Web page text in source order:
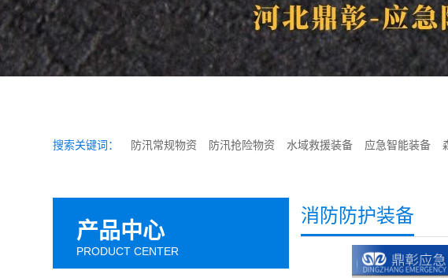
搜索关键词： 防汛常规物资 防汛抢险物资 水域救援装备 应急智能装备
产品中心
PRODUCT CENTER
消防防护装备